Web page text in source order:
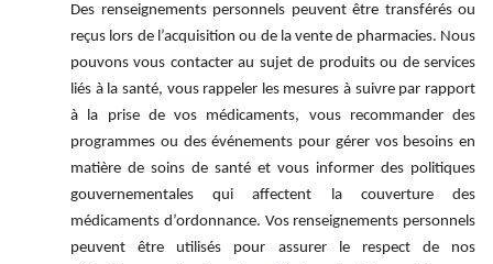
Des renseignements personnels peuvent être transférés ou
reçus lors de l’acquisition ou de la vente de pharmacies. Nous
pouvons vous contacter au sujet de produits ou de services
liés à la santé, vous rappeler les mesures à suivre par rapport
à la prise de vos médicaments, vous recommander des
programmes ou des événements pour gérer vos besoins en
matière de soins de santé et vous informer des politiques
gouvernementales qui affectent la couverture des
médicaments d’ordonnance. Vos renseignements personnels
peuvent être utilisés pour assurer le respect de nos